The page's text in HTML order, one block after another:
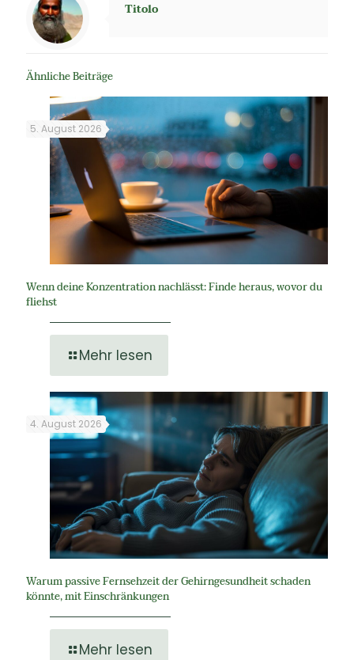
Titolo
Ähnliche Beiträge
5. August 2026
Wenn deine Konzentration nachlässt: Finde heraus, wovor du
fliehst
Mehr lesen
4. August 2026
Warum passive Fernsehzeit der Gehirngesundheit schaden
könnte, mit Einschränkungen
Mehr lesen